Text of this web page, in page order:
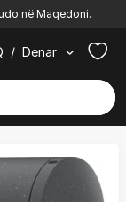
në Maqedoni.
/ Denar